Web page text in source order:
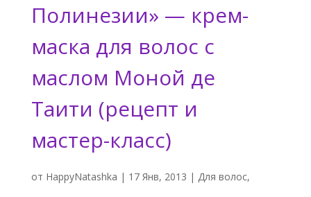
Полинезии» — крем-
маска для волос с
маслом Моной де
Таити (рецепт и
мастер-класс)
от HappyNatashka | 17 Янв, 2013 | Для волос,